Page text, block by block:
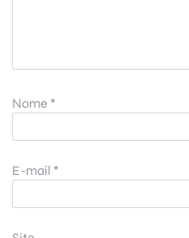
Nome *
E-mail *